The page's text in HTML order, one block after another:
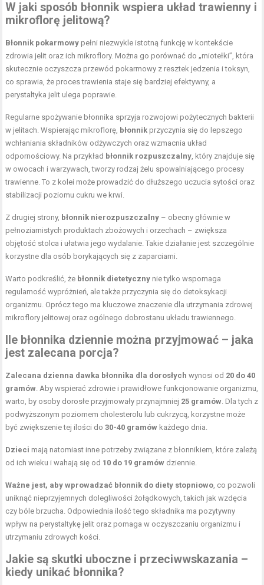
W jaki sposób błonnik wspiera układ trawienny i
mikroflorę jelitową?
Błonnik pokarmowy pełni niezwykle istotną funkcję w kontekście
zdrowia jelit oraz ich mikroflory. Można go porównać do „miotełki”, która
skutecznie oczyszcza przewód pokarmowy z resztek jedzenia i toksyn,
co sprawia, że proces trawienia staje się bardziej efektywny, a
perystaltyka jelit ulega poprawie.
Regularne spożywanie błonnika sprzyja rozwojowi pożytecznych bakterii
w jelitach. Wspierając mikroflorę, błonnik przyczynia się do lepszego
wchłaniania składników odżywczych oraz wzmacnia układ
odpornościowy. Na przykład błonnik rozpuszczalny, który znajduje się
w owocach i warzywach, tworzy rodzaj żelu spowalniającego procesy
trawienne. To z kolei może prowadzić do dłuższego uczucia sytości oraz
stabilizacji poziomu cukru we krwi.
Z drugiej strony, błonnik nierozpuszczalny – obecny głównie w
pełnoziarnistych produktach zbożowych i orzechach – zwiększa
objętość stolca i ułatwia jego wydalanie. Takie działanie jest szczególnie
korzystne dla osób borykających się z zaparciami.
Warto podkreślić, że błonnik dietetyczny nie tylko wspomaga
regularność wypróżnień, ale także przyczynia się do detoksykacji
organizmu. Oprócz tego ma kluczowe znaczenie dla utrzymania zdrowej
mikroflory jelitowej oraz ogólnego dobrostanu układu trawiennego.
Ile błonnika dziennie można przyjmować – jaka
jest zalecana porcja?
Zalecana dzienna dawka błonnika dla dorosłych wynosi od 20 do 40
gramów. Aby wspierać zdrowie i prawidłowe funkcjonowanie organizmu,
warto, by osoby dorosłe przyjmowały przynajmniej 25 gramów. Dla tych z
podwyższonym poziomem cholesterolu lub cukrzycą, korzystne może
być zwiększenie tej ilości do30-40 gramów każdego dnia.
Dzieci mają natomiast inne potrzeby związane z błonnikiem, które zależą
od ich wieku i wahają się od 10 do 19 gramów dziennie.
Ważne jest, aby wprowadzać błonnik do diety stopniowo, co pozwoli
uniknąć nieprzyjemnych dolegliwości żołądkowych, takich jak wzdęcia
czy bóle brzucha. Odpowiednia ilość tego składnika ma pozytywny
wpływ na perystaltykę jelit oraz pomaga w oczyszczaniu organizmu i
utrzymaniu zdrowych kości.
Jakie są skutki uboczne i przeciwwskazania –
kiedy unikać błonnika?